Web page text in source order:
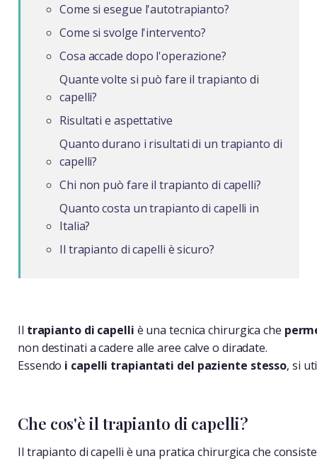
Il trapianto di capelli è una tecnica chirurgica che
non destinati a cadere alle aree calve o diradate.
Essendo i capelli trapiantati del paziente stesso, si
Che cos'è il trapianto di capelli?
Il trapianto di capelli è una pratica chirurgica che
Come si esegue l'autotrapianto?
Come si svolge l'intervento?
Cosa accade dopo l'operazione?
Quante volte si può fare il trapianto di
capelli?
Risultati e aspettative
Quanto durano i risultati di un trapianto di
capelli?
Chi non può fare il trapianto di capelli?
Quanto costa un trapianto di capelli in
Italia?
Il trapianto di capelli è sicuro?